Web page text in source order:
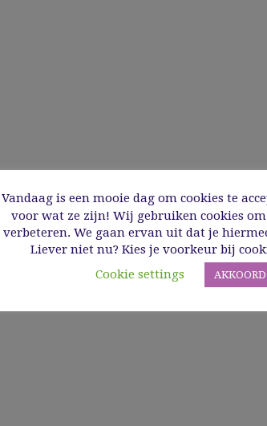
Vandaag is een mooie dag om cookies te
voor wat ze zijn! Wij gebruiken cookies
verbeteren. We gaan ervan uit dat je
Liever niet nu? Kies je voorkeur bij
Cookie settings
AKKOORD